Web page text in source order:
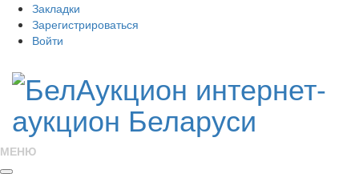
Закладки
Зарегистрироваться
Войти
МЕНЮ